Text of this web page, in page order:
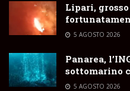
Lipari,
5 AGOSTO 2026
Panarea,
sottomarino
5 AGOSTO 2026